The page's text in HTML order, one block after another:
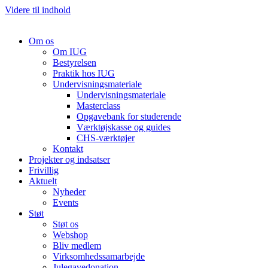
Videre til indhold
Om os
Om IUG
Bestyrelsen
Praktik hos IUG
Undervisningsmateriale
Undervisningsmateriale
Masterclass
Opgavebank for studerende
Værktøjskasse og guides
CHS-værktøjer
Kontakt
Projekter og indsatser
Frivillig
Aktuelt
Nyheder
Events
Støt
Støt os
Webshop
Bliv medlem
Virksomhedssamarbejde